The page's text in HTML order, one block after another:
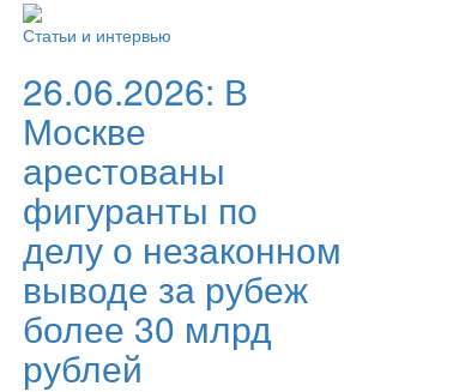
Статьи и интервью
26.06.2026: В
Москве
арестованы
фигуранты по
делу о незаконном
выводе за рубеж
более 30 млрд
рублей